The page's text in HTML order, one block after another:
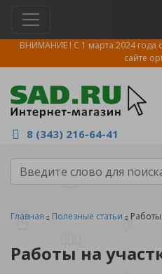
ВНИМАНИЕ ! С 1 марта 2024
сайте
8 (343) 216-64-41
Главная Полезные статьи Работы
Работы на